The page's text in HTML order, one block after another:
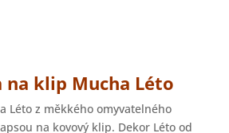
na klip Mucha Léto
Léto z měkkého omyvatelného
na kovový klip. Dekor Léto od